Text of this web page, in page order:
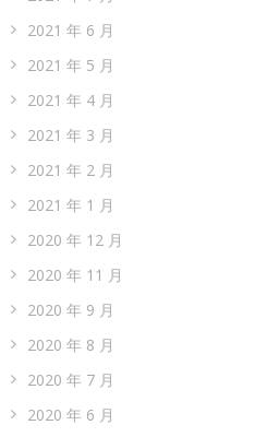
2021 年 6 月
2021 年 5 月
2021 年 4 月
2021 年 3 月
2021 年 2 月
2021 年 1 月
2020 年 12 月
2020 年 11 月
2020 年 9 月
2020 年 8 月
2020 年 7 月
2020 年 6 月